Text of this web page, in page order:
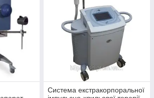
Система екстракорпоральної